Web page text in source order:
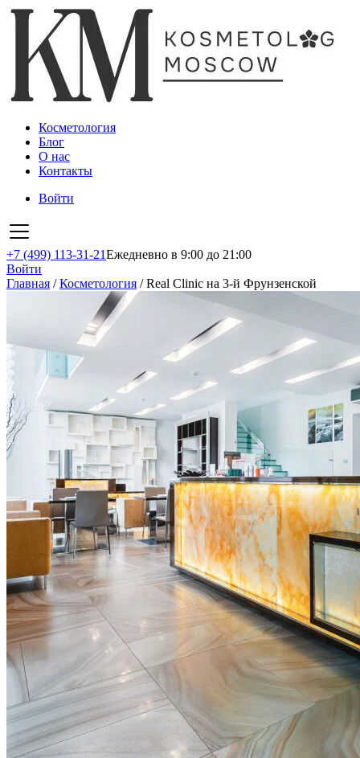
Косметология
Блог
О нас
Контакты
Войти
+7 (499) 113-31-21Ежедневно в 9:00 до 21:00
Войти
Главная /Косметология /Real Clinic на 3-й Фрунзенской